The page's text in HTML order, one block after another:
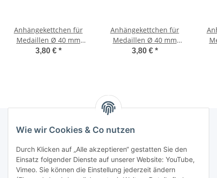
Wie wir Cookies & Co nutzen
Durch Klicken auf „Alle akzeptieren“ gestatten Sie den
Einsatz folgender Dienste auf unserer Website: YouTube,
Vimeo. Sie können die Einstellung jederzeit ändern
Anhängekettchen für
Medaillen Ø 40 mm
altsilberfarbig
3,80 € *
Anhängekettchen für
Medaillen Ø 40 mm
vergoldet
3,80 € *
Newsletter Abonnieren
Bitte senden Sie mir entsprechend Ihrer
Datenschutzerklärung
regelmäßig und jederzeit widerruflich